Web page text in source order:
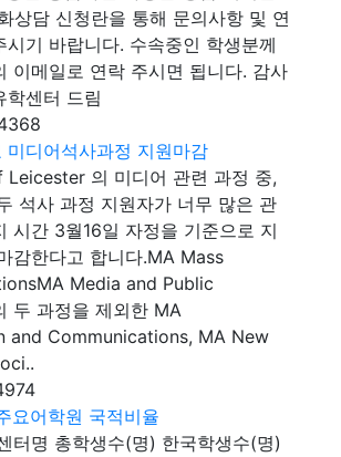
상담 신청란을 통해 문의사항 및 연
시기 바랍니다. 수속중인 학생분께
이메일로 연락 주시면 됩니다. 감사
학센터 드림
미디어석사과정 지원마감
의 미디어 관련 과정 중,
석사 과정 지원자가 너무 많은 관
시간 3월16일 자정을 기준으로 지
감한다고 합니다.MA Mass
Media and Public
두 과정을 제외한 MA
and Communications, MA New
요어학원 국적비율
터명 총학생수(명) 한국학생수(명)